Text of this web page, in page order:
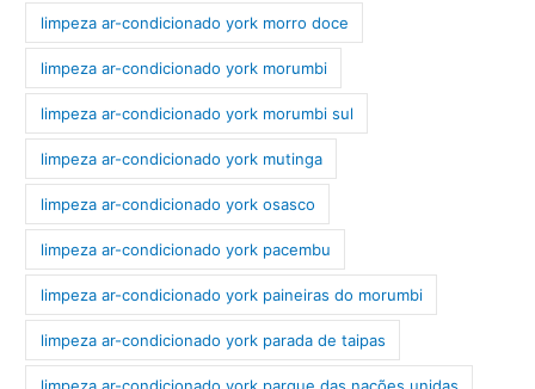
limpeza ar-condicionado york morro doce
limpeza ar-condicionado york morumbi
limpeza ar-condicionado york morumbi sul
limpeza ar-condicionado york mutinga
limpeza ar-condicionado york osasco
limpeza ar-condicionado york pacembu
limpeza ar-condicionado york paineiras do morumbi
limpeza ar-condicionado york parada de taipas